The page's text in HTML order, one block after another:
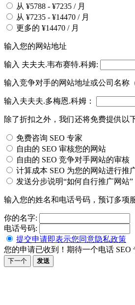
从 ¥5788 - ¥7235 / 月
从 ¥7235 - ¥14470 / 月
更多的 ¥14470 / 月
输入您的网站地址
输入 夫夫夫.韦布赛特.科姆:
输入竞争对手的网站地址或公司名称
输入夫夫夫.多梅恩.科姆：
除了折扣之外，我们还将免费提供以
免费咨询 SEO 专家
自由的 SEO 审核您的网站
自由的 SEO 竞争对手网站的审核
计算成本 SEO 为您的网站进行推
发送分步说明“如何自行推广网站”
输入您的姓名和电话号码，预订多项
你的名字:
电话号码:
提交申请即表示您同意隐私政策
您的申请已收到！期待一个电话 SEO
下一个 发送